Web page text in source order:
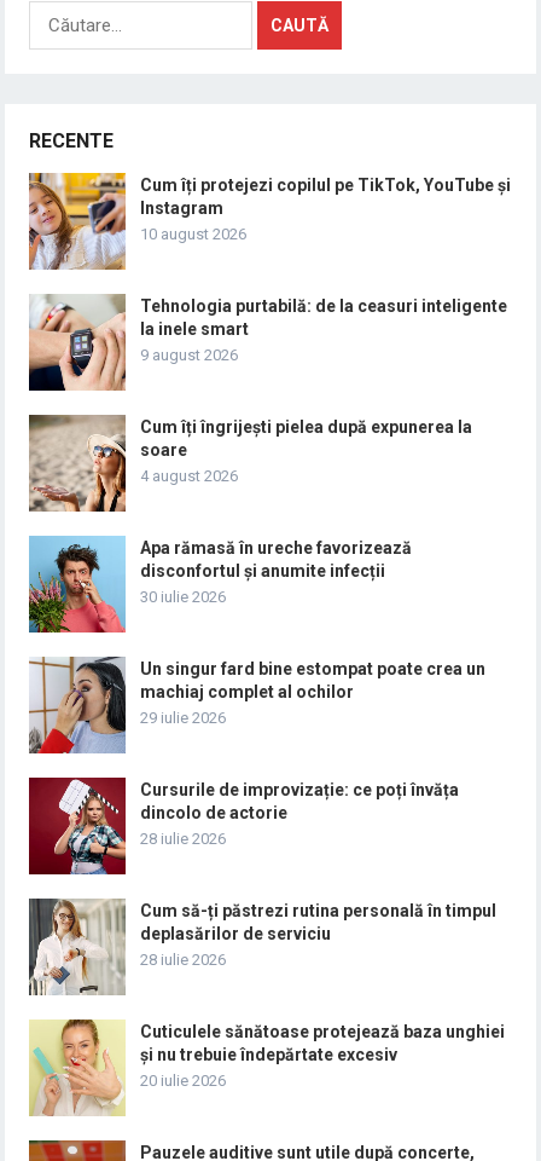
după:
RECENTE
Cum îți protejezi copilul pe TikTok, YouTube și
Instagram
10 august 2026
Tehnologia purtabilă: de la ceasuri inteligente
la inele smart
9 august 2026
Cum îți îngrijești pielea după expunerea la
soare
4 august 2026
Apa rămasă în ureche favorizează
disconfortul și anumite infecții
30 iulie 2026
Un singur fard bine estompat poate crea un
machiaj complet al ochilor
29 iulie 2026
Cursurile de improvizație: ce poți învăța
dincolo de actorie
28 iulie 2026
Cum să-ți păstrezi rutina personală în timpul
deplasărilor de serviciu
28 iulie 2026
Cuticulele sănătoase protejează baza unghiei
și nu trebuie îndepărtate excesiv
20 iulie 2026
Pauzele auditive sunt utile după concerte,